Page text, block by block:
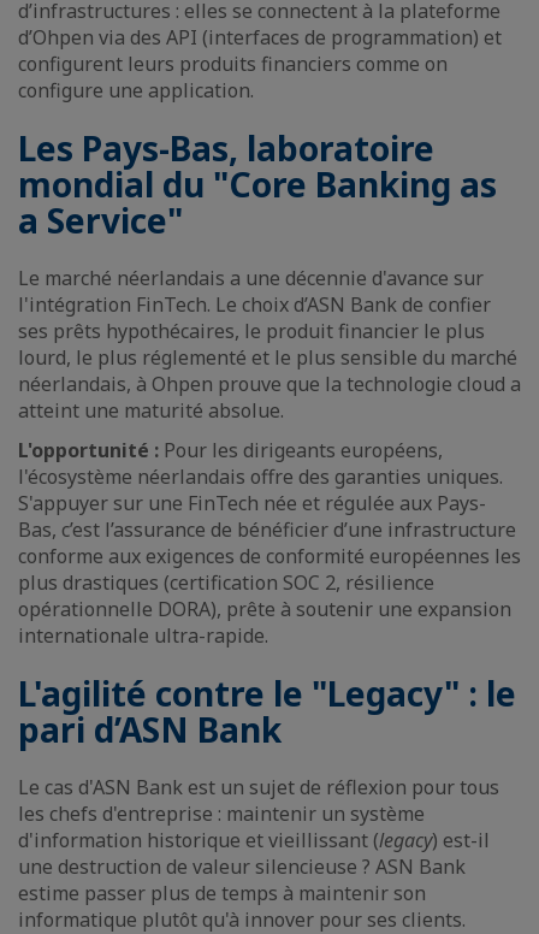
d’infrastructures : elles se connectent à la plateforme
d’Ohpen via des API (interfaces de programmation) et
configurent leurs produits financiers comme on
configure une application.
Les Pays-Bas, laboratoire
mondial du "Core Banking as
a Service"
Le marché néerlandais a une décennie d'avance sur
l'intégration FinTech. Le choix d’ASN Bank de confier
ses prêts hypothécaires, le produit financier le plus
lourd, le plus réglementé et le plus sensible du marché
néerlandais, à Ohpen prouve que la technologie cloud a
atteint une maturité absolue.
L'opportunité : Pour les dirigeants européens,
l'écosystème néerlandais offre des garanties uniques.
S'appuyer sur une FinTech née et régulée aux Pays-
Bas, c’est l’assurance de bénéficier d’une infrastructure
conforme aux exigences de conformité européennes les
plus drastiques (certification SOC 2, résilience
opérationnelle DORA), prête à soutenir une expansion
internationale ultra-rapide.
L'agilité contre le "Legacy" : le
pari d’ASN Bank
Le cas d'ASN Bank est un sujet de réflexion pour tous
les chefs d'entreprise : maintenir un système
d'information historique et vieillissant (legacy) est-il
une destruction de valeur silencieuse ? ASN Bank
estime passer plus de temps à maintenir son
informatique plutôt qu'à innover pour ses clients.